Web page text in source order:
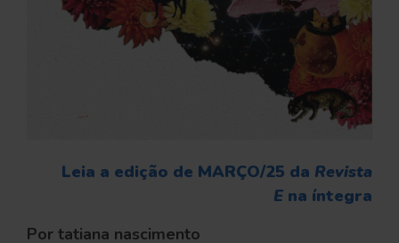
Leia a edição de MARÇO/25 da Revista
E na íntegra
Por tatiana nascimento